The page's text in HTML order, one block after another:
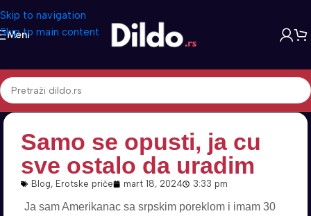
Skip to navigation
Skip to main content
Meni
Samo se opusti, ja cu
sve ostalo da uradim
Blog, Erotske priče mart 18, 2024 3:33 pm
Ja sam Amerikanac sa srpskim poreklom i imam 30